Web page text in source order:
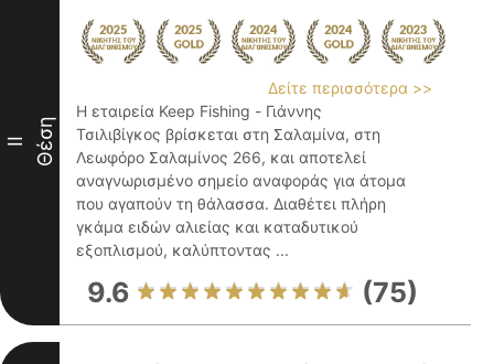
II Θέση
Δείτε περισσότερα >>
Η εταιρεία Keep Fishing - Γιάννης
Τσιλιβίγκος βρίσκεται στη Σαλαμίνα, στη
Λεωφόρο Σαλαμίνος 266, και αποτελεί
αναγνωρισμένο σημείο αναφοράς για άτομα
που αγαπούν τη θάλασσα. Διαθέτει πλήρη
γκάμα ειδών αλιείας και καταδυτικού
εξοπλισμού, καλύπτοντας ...
9.6 (75)